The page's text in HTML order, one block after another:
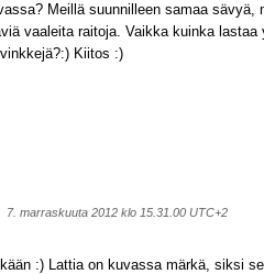
Meillä suunnilleen samaa sävyä,
vaaleita raitoja. Vaikka kuinka lastaa
Kiitos :)
7. marraskuuta 2012 klo 15.31.00 UTC+2
:) Lattia on kuvassa märkä, siksi